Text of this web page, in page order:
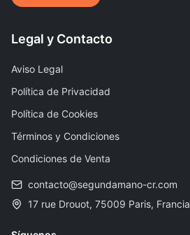
Legal y Contacto
Aviso Legal
Política de Privacidad
Política de Cookies
Términos y Condiciones
Condiciones de Venta
contacto@segundamano-cr.com
17 rue Drouot, 75009 Paris, Francia